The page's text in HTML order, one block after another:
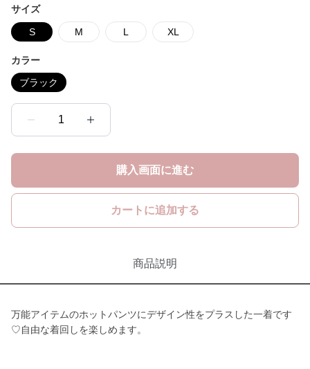
サイズ
S M L XL
カラー
ブラック
1
購入画面に進む
カートに追加する
商品説明
万能アイテムのホットパンツにデザイン性をプラスした一着です
♡自由な着回しを楽しめます。